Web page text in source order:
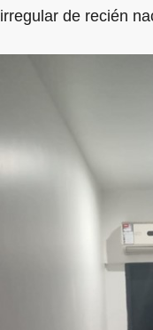
irregular de recién